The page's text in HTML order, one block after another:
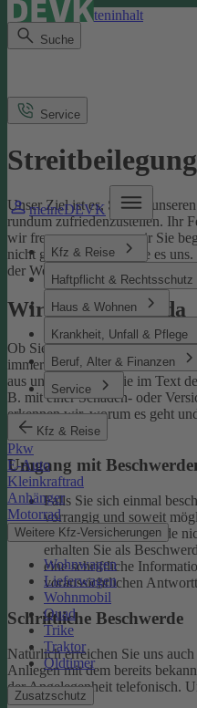
Direkt zum Seiteninhalt
Suche
meineDEVK
Kfz & Reise
Haftpflicht & Rechtsschutz
Haus & Wohnen
Krankheit, Unfall & Pflege
Beruf, Alter & Finanzen
Service
Kfz & Reise
Pkw
E-Auto
Kleinkraftrad
Anhänger
Motorrad
Weitere Kfz-Versicherungen
Wohnwagen
Lieferwagen
Wohnmobil
Quad
Trike
Traktor
Oldtimer
Zusatzschutz
Service
Streitbeilegung
Unser Ziel ist es, Sie mit
rundum zufriedenzustellen. Ihr
wir freuen uns, wenn wir Sie
nicht gelingen, sagen Sie es
der Welt geschafft werden.
Wir sind für Sie da
Ob Sie uns loben oder sich
immer über unser
aus und benennen Sie im Text
B. mit einer Schaden- oder
erkennen wir, worum es geht
weiterhelfen.
Umgang mit
Falls Sie sich einmal
vorrangig und soweit
Kann eine Beschwerde
erhalten Sie als
eine schriftliche
voraussichtlichen
Schriftliche Beschwerde
Natürlich erreichen Sie uns
Anliegen mit dem bereits
der Angelegenheit telefonisch.